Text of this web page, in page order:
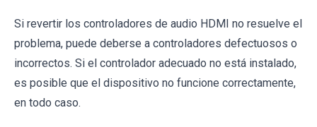
Si revertir los controladores de audio HDMI no resuelve el
problema, puede deberse a controladores defectuosos o
incorrectos. Si el controlador adecuado no está instalado,
es posible que el dispositivo no funcione correctamente,
en todo caso.